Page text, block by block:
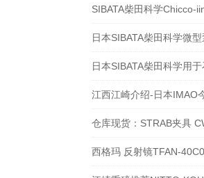
仓库现货：STRAB夹具
西格玛 反射镜TFAN-